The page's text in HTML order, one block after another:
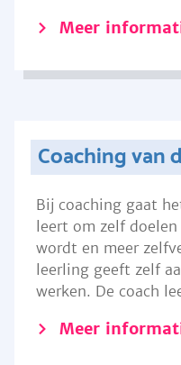
Meer
Coaching van
Bij coaching gaat
leert om zelf
wordt en meer
leerling geeft zelf
werken. De coach
Meer